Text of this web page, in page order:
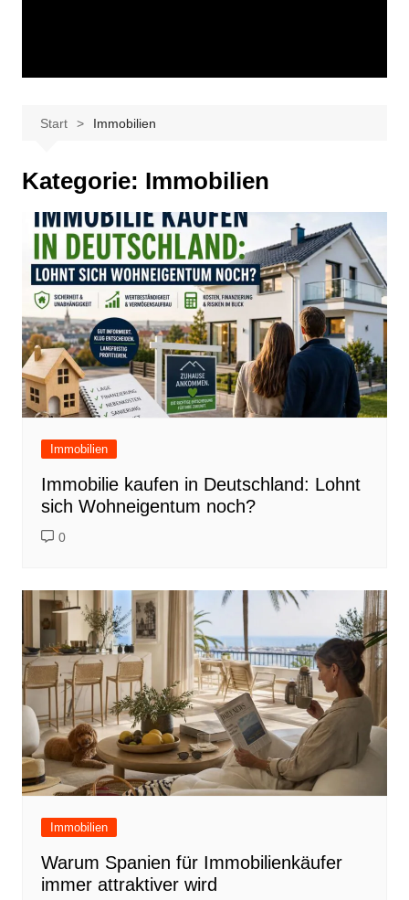
Start Immobilien
Kategorie: Immobilien
Immobilien
Immobilie kaufen in Deutschland: Lohnt
sich Wohneigentum noch?
0
Immobilien
Warum Spanien für Immobilienkäufer
immer attraktiver wird